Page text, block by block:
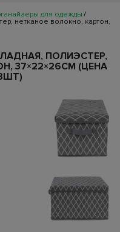
для одежды
нетканое волокно, картон,
ПОЛИЭСТЕР,
37×22×26СМ (ЦЕНА